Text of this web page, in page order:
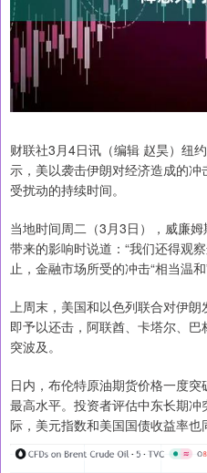
财联社3月4日讯（编辑 赵昊）纽
示，美以袭击伊朗对经济造成的
受扰动的持续时间。
当地时间周二（3月3日），威廉
带来的影响时说道：“我们还得观
止，金融市场所受的冲击“相当温和”
上周末，美国和以色列联合对伊朗
即予以还击，阿联酋、卡塔尔、
突波及。
日内，布伦特原油期货价格一度
最高水平。投资者评估中东长期
际，美元指数和美国国债收益率也